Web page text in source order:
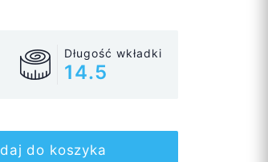
Długość wkładki
14.5
do koszyka